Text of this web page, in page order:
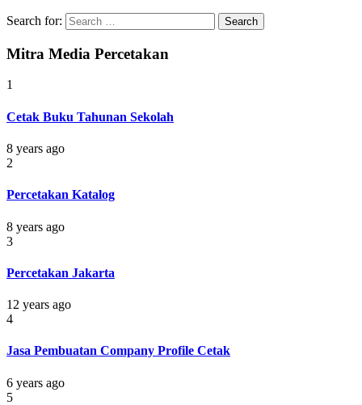
Search for:
Mitra Media Percetakan
1
Cetak Buku Tahunan Sekolah
8 years ago
2
Percetakan Katalog
8 years ago
3
Percetakan Jakarta
12 years ago
4
Jasa Pembuatan Company Profile Cetak
6 years ago
5